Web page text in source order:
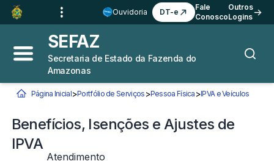
Ir para o
Conteúdo
Ir para a
Navegação 3
Ir para o
Rodapé 4
Ouvidoria DT-e
Fale
Conosco
Outros
Logins
Abrir menu principal
SEFAZ
Secretaria de Estado da Fazenda do
Amazonas
Você está aqui:
Página Inicial>Portfólio de Serviços >Pessoa Física >IPVA e Veículos
Benefícios, Isenções e Ajustes de
IPVA
Atendimento